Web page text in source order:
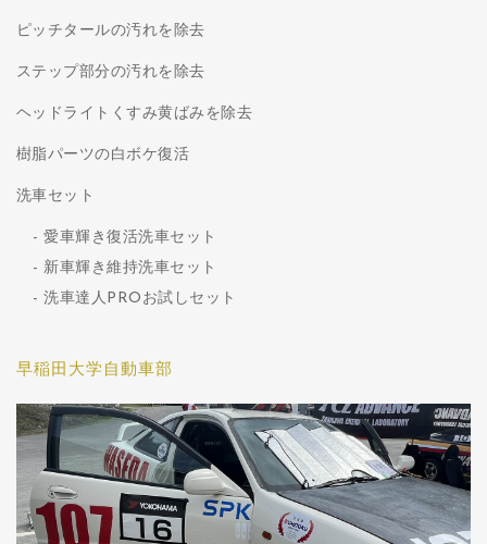
ピッチタールの汚れを除去
ステップ部分の汚れを除去
ヘッドライトくすみ黄ばみを除去
樹脂パーツの白ボケ復活
洗車セット
愛車輝き復活洗車セット
新車輝き維持洗車セット
洗車達人PROお試しセット
早稲田大学自動車部